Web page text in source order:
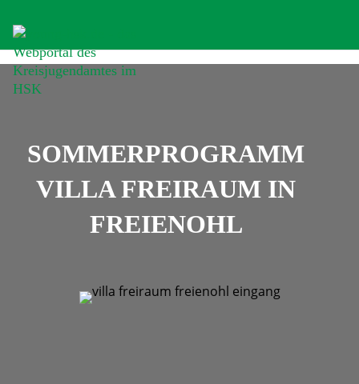
SOMMERPROGRAMM
VILLA FREIRAUM IN
FREIENOHL